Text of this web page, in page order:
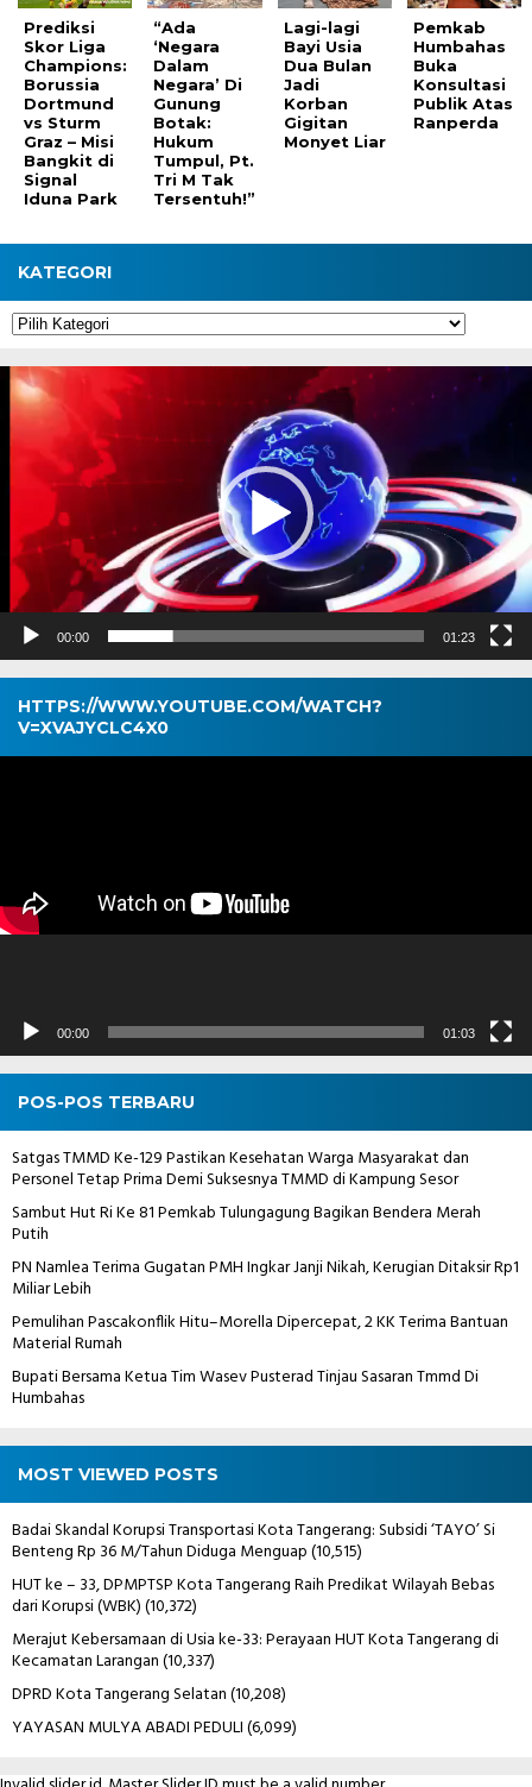
Prediksi
Skor Liga
Champions:
Borussia
Dortmund
vs Sturm
Graz – Misi
Bangkit di
Signal
Iduna Park
“Ada
‘Negara
Dalam
Negara’ Di
Gunung
Botak:
Hukum
Tumpul, Pt.
Tri M Tak
Tersentuh!”
Lagi-lagi
Bayi Usia
Dua Bulan
Jadi
Korban
Gigitan
Monyet Liar
Pemkab
Humbahas
Buka
Konsultasi
Publik Atas
Ranperda
KATEGORI
Kategori
Pemutar
Video
00:00 01:23
HTTPS://WWW.YOUTUBE.COM/WATCH?
V=XVAJYCLC4X0
Pemutar
00:00 01:03
POS-POS TERBARU
Satgas TMMD Ke-129 Pastikan Kesehatan Warga Masyarakat dan
Personel Tetap Prima Demi Suksesnya TMMD di Kampung Sesor
Sambut Hut Ri Ke 81 Pemkab Tulungagung Bagikan Bendera Merah
Putih
PN Namlea Terima Gugatan PMH Ingkar Janji Nikah, Kerugian Ditaksir Rp1
Miliar Lebih
Pemulihan Pascakonflik Hitu–Morella Dipercepat, 2 KK Terima Bantuan
Material Rumah
Bupati Bersama Ketua Tim Wasev Pusterad Tinjau Sasaran Tmmd Di
Humbahas
MOST VIEWED POSTS
Badai Skandal Korupsi Transportasi Kota Tangerang: Subsidi ‘TAYO’ Si
Benteng Rp 36 M/Tahun Diduga Menguap(10,515)
HUT ke – 33, DPMPTSP Kota Tangerang Raih Predikat Wilayah Bebas
dari Korupsi (WBK)(10,372)
Merajut Kebersamaan di Usia ke-33: Perayaan HUT Kota Tangerang di
Kecamatan Larangan(10,337)
DPRD Kota Tangerang Selatan(10,208)
YAYASAN MULYA ABADI PEDULI(6,099)